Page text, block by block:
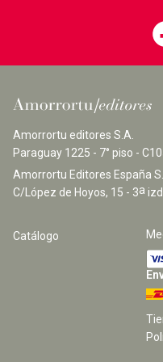
Amorrortu editores S.A.
Paraguay 1225 - 7° piso -
Amorrortu Editores España
C/López de Hoyos, 15 - 3a
Catálogo